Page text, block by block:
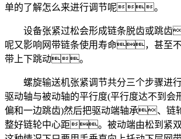
单的了解怎么来进行调节呢。
设备张紧过松会形成链条脱齿或跳齿
呢又影响网带链条使用寿命，甚至不
带上下跳动。
螺旋输送机张紧调节共分三个步骤进
驱动轴与被动轴的平行度(平行度达不到会
偏和一边跳齿)然后把驱动端轴承、
整好链轮中心距。被动端由松到紧